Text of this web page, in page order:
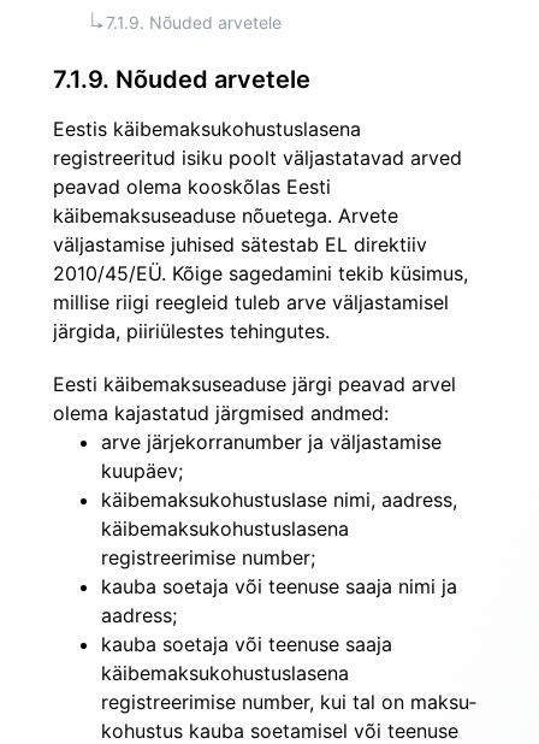
7.1.9. Nõuded arvetele
7.1.9. Nõuded arvetele
Eestis käibemaksukohustuslasena
registreeritud isiku poolt﻿ väljastatavad arved
peavad olema kooskõlas Eesti
käibemaksuseaduse nõuetega. Arvete
väljastamise juhised sätestab EL direktiiv
2010/45/EÜ. Kõige sagedamini tekib küsimus,
millise riigi reegleid tuleb arve väljastamisel
järgida, piiriülestes tehingutes.
Eesti käibemaksuseaduse järgi peavad arvel
olema kajastatud järgmised andmed:
arve järjekorranumber ja väljastamise
kuupäev;
käibemaksukohustuslase nimi, aadress,
käibemaksu­kohustuslasena
registreerimise number;
kauba soetaja või teenuse saaja nimi ja
aadress;
kauba soetaja või teenuse saaja
käibemaksukohustuslasena
registreerimise number, kui tal on maksu­
kohustus kauba soetamisel või teenuse